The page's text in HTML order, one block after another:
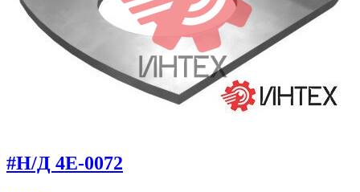
#Н/Д 4E-0072